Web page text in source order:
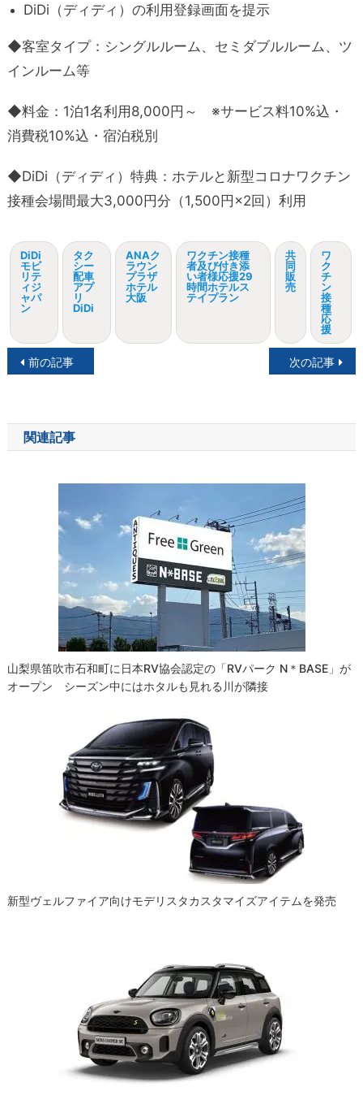
DiDi（ディディ）の利用登録画面を提示
◆客室タイプ：シングルルーム、セミダブルルーム、ツ
インルーム等
◆料金：1泊1名利用8,000円～ ※サービス料10%込・
消費税10%込・宿泊税別
◆DiDi（ディディ）特典：ホテルと新型コロナワクチン
接種会場間最大3,000円分（1,500円×2回）利用
DiDi
モビ
リテ
ィジ
ャパ
ン
タク
シー
配車
アプ
リ
DiDi
ANAク
ラウン
プラザ
ホテル
大阪
ワクチン接種
者及び付き添
い者様応援29
時間ホテルス
テイプラン
共
同
販
売
ワ
ク
チ
ン
接
種
応
援
投
ナ
ビ
前の記事 次の記事
関連記事
山梨県笛吹市石和町に日本RV協会認定の「RVパーク N＊BASE」が
オープン シーズン中にはホタルも見れる川が隣接
新型ヴェルファイア向けモデリスタカスタマイズアイテムを発売